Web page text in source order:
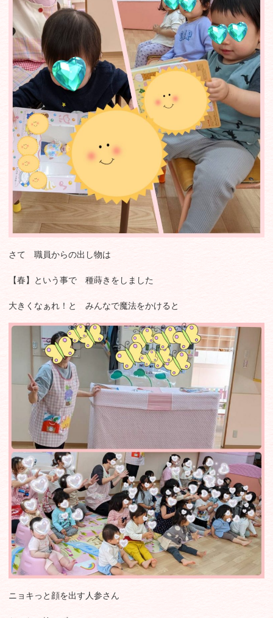
さて 職員からの出し物は
【春】という事で 種蒔きをしました
大きくなぁれ！と みんなで魔法をかけると
ニョキっと顔を出す人参さん